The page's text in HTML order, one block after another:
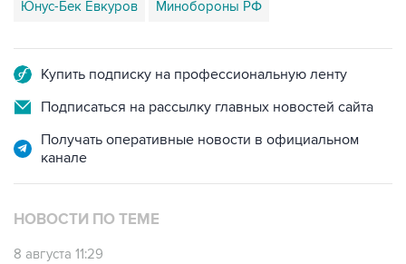
Юнус-Бек Евкуров Минобороны РФ
Купить подписку на профессиональную ленту
Подписаться на рассылку главных новостей сайта
Получать оперативные новости в официальном
канале
НОВОСТИ ПО ТЕМЕ
8 августа 11:29